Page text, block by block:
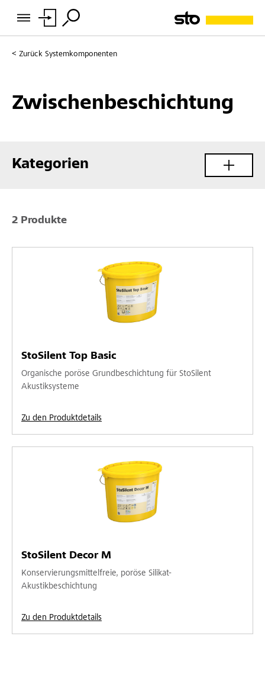
Zurück Systemkomponenten
Zwischenbeschichtung
Kategorien
2 Produkte
StoSilent Top Basic
Organische poröse Grundbeschichtung für StoSilent
Akustiksysteme
Zu den Produktdetails
StoSilent Decor M
Konservierungsmittelfreie, poröse Silikat-
Akustikbeschichtung
Zu den Produktdetails